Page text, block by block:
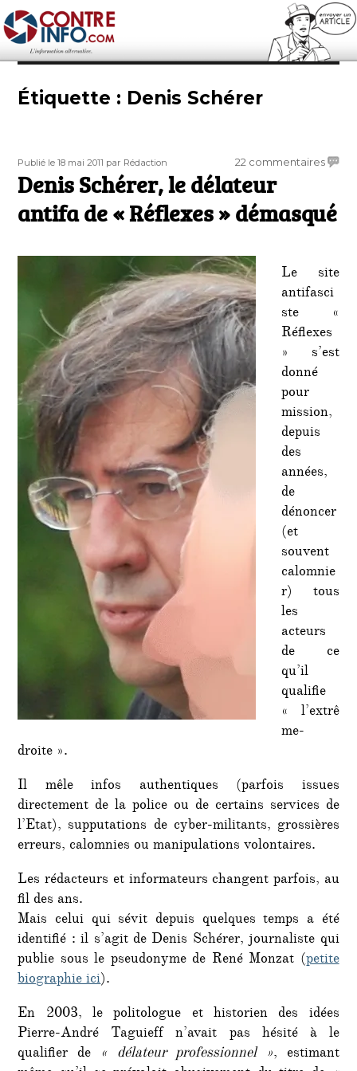
Contre-Info
Étiquette : Denis Schérer
Publié
le
Publié le 18 mai 2011 Auteur
par Rédaction 22 commentairessur
le
«
Denis Schérer, le délateur
antifa de « Réflexes » démasqué
Le site
antifasci
ste «
Réflexes
» s’est
donné
pour
mission,
depuis
des
années,
de
dénoncer
(et
souvent
calomnie
r) tous
les
acteurs
de ce
qu’il
qualifie
« l’extrê
me-
droite ».
Il mêle infos authentiques (parfois issues
directement de la police ou de certains services de
l’Etat), supputations de cyber-militants, grossières
erreurs, calomnies ou manipulations volontaires.
Les rédacteurs et informateurs changent parfois, au
fil des ans.
Mais celui qui sévit depuis quelques temps a été
identifié : il s’agit de Denis Schérer, journaliste qui
publie sous le pseudonyme de René Monzat (petite
biographie ici).
En 2003, le politologue et historien des idées
Pierre-André Taguieff n’avait pas hésité à le
qualifier de « délateur professionnel », estimant